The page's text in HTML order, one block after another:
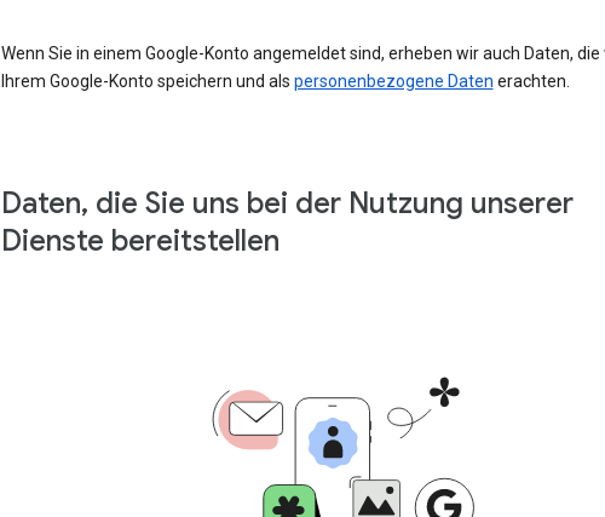
Wenn Sie in einem Google-Konto angemeldet sind, erheben wir auch Daten, die
Ihrem Google-Konto speichern und als personenbezogene Daten erachten.
Daten, die Sie uns bei der Nutzung unserer
Dienste bereitstellen